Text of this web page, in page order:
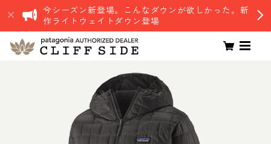
今シーズン新登場。こんなダウンが欲しかった。新
作ライトウェイトダウン登場